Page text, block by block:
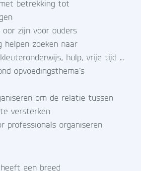
betrekking tot
oor zijn voor ouders
helpen zoeken naar
hulp, vrije tijd …
opvoedingsthema’s
om de relatie tussen
versterken
professionals organiseren
een breed